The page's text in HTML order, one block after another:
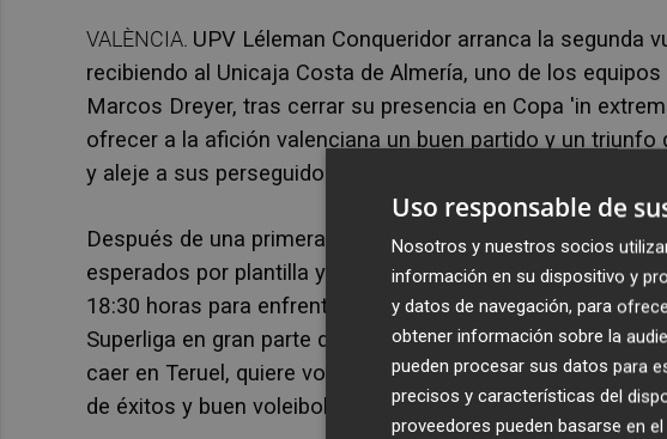
VALÈNCIA. UPV Léleman Conqueridor arranca la segunda
recibiendo al Unicaja Costa de Almería, uno de los
Marcos Dreyer, tras cerrar su presencia en Copa 'in
ofrecer a la afición valenciana un buen partido y un
y aleje a sus perseguidores por estar entre los ochos
Después de una primera vuelta extraña, con cambios y
esperados por plantilla y cuerpo técnico, Conqueridor
18:30 horas para enfrentarse al Unicaja Costa de Almería.
Superliga en gran parte de la primera vuelta, serán un
caer en Teruel, quiere volver a la senda de la victoria con
de éxitos y buen voleibol.
Uso responsable de
Nosotros y nuestros socios
información en su dispositivo y
y datos de navegación, para
obtener información sobre la
pueden procesar sus datos para
precisos y características del
proveedores pueden basarse en